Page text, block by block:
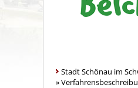
Stadt Schönau im
»